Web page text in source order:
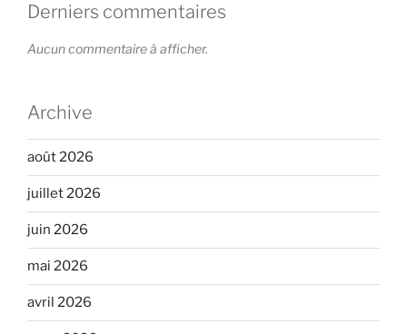
Derniers commentaires
Aucun commentaire à afficher.
Archive
août 2026
juillet 2026
juin 2026
mai 2026
avril 2026